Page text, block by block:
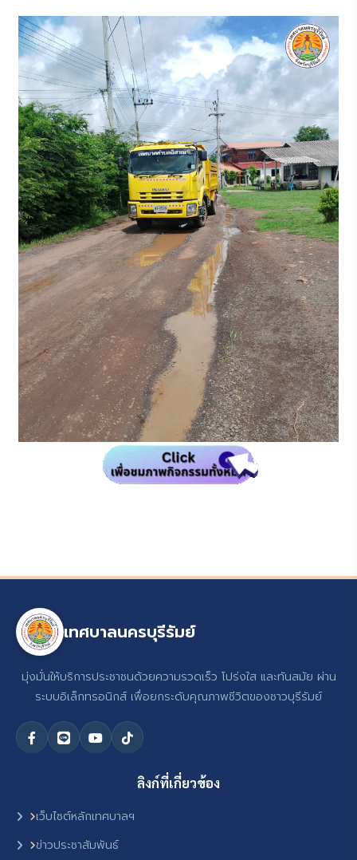
เทศบาลนครบุรีรัมย์
มุ่งมั่นให้บริการประชาชนด้วยความรวดเร็ว โปร่งใส และทันสมัย ผ่าน
ระบบอิเล็กทรอนิกส์ เพื่อยกระดับคุณภาพชีวิตของชาวบุรีรัมย์
ลิงก์ที่เกี่ยวข้อง
เว็บไซต์หลักเทศบาลฯ
ข่าวประชาสัมพันธ์